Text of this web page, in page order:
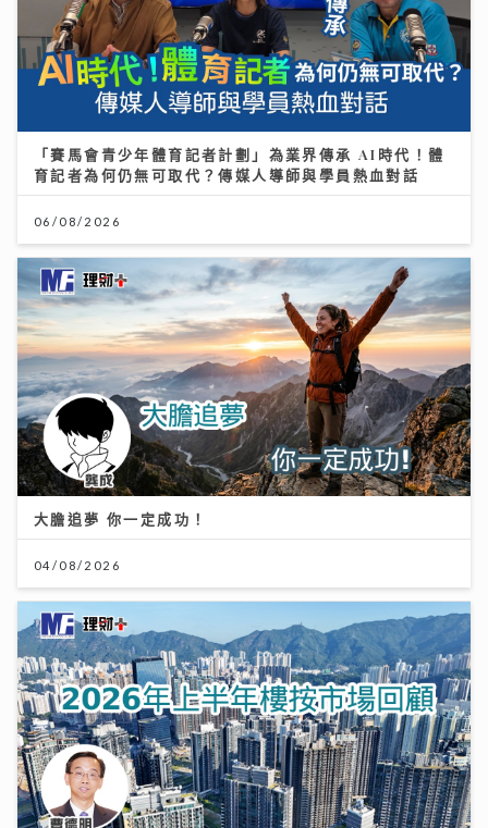
「賽馬會青少年體育記者計劃」為業界傳承 AI時代！體
育記者為何仍無可取代？傳媒人導師與學員熱血對話
06/08/2026
大膽追夢 你一定成功！
04/08/2026